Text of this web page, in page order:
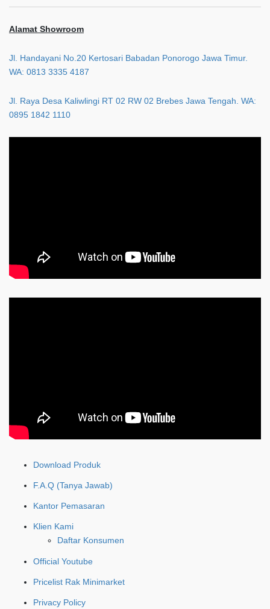
Alamat Showroom
Jl. Handayani No.20 Kertosari Babadan Ponorogo Jawa Timur.
WA: 0813 3335 4187
Jl. Raya Desa Kaliwlingi RT 02 RW 02 Brebes Jawa Tengah. WA:
0895 1842 1110
Download Produk
F.A.Q (Tanya Jawab)
Kantor Pemasaran
Klien Kami
Daftar Konsumen
Official Youtube
Pricelist Rak Minimarket
Privacy Policy